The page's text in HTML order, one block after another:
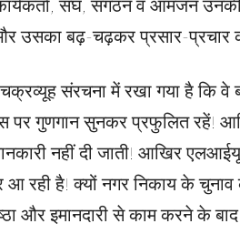
उसका बढ़-चढ़कर प्रसार-प्रचार
संरचना में रखा गया है कि
पर गुणगान सुनकर प्रफुलित रहें!
नहीं दी जाती! आखिर
आ रही है! क्यों नगर निकाय के चुनाव
और इमानदारी से काम करने के